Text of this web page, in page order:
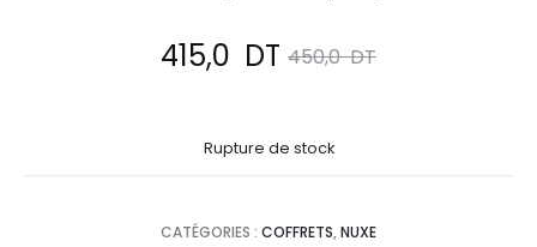
450,0DT
Le
initial
était :
415,0 DT
est :
Rupture de stock
CATÉGORIES : COFFRETS, NUXE